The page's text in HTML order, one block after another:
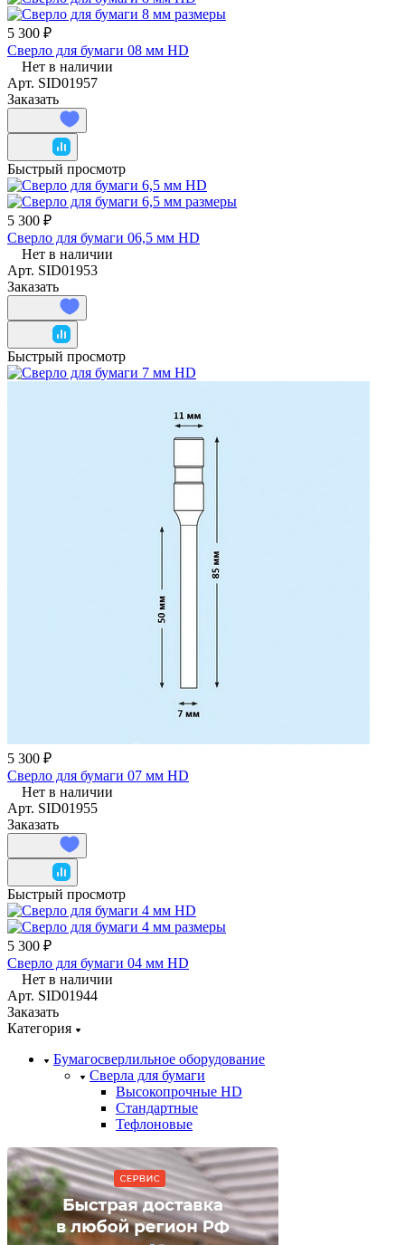
5 300 ₽
Сверло для бумаги 08 мм HD
Нет в наличии
Арт. SID01957
Заказать
Быстрый просмотр
5 300 ₽
Сверло для бумаги 06,5 мм HD
Нет в наличии
Арт. SID01953
Заказать
Быстрый просмотр
5 300 ₽
Сверло для бумаги 07 мм HD
Нет в наличии
Арт. SID01955
Заказать
Быстрый просмотр
5 300 ₽
Сверло для бумаги 04 мм HD
Нет в наличии
Арт. SID01944
Заказать
Категория
Бумагосверлильное оборудование
Сверла для бумаги
Высокопрочные HD
Стандартные
Тефлоновые